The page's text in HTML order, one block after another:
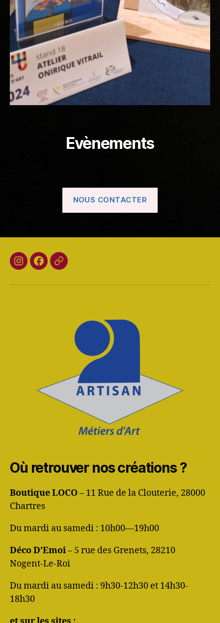
Evènements
NOUS CONTACTER
Instagram
FacebookPinterest
Où retrouver nos créations ?
Boutique LOCO– 11 Rue de la Clouterie, 28000
Chartres
Du mardi au samedi : 10h00—19h00
Déco D’Emoi– 5 rue des Grenets, 28210
Nogent-Le-Roi
Du mardi au samedi : 9h30-12h30 et 14h30-
18h30